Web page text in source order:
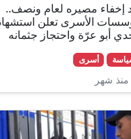
إخفاء مصيره لعام ونصف..
الأسرى تعلن
أبو عرّة واحتجاز جثمانه
أسرى
شهر